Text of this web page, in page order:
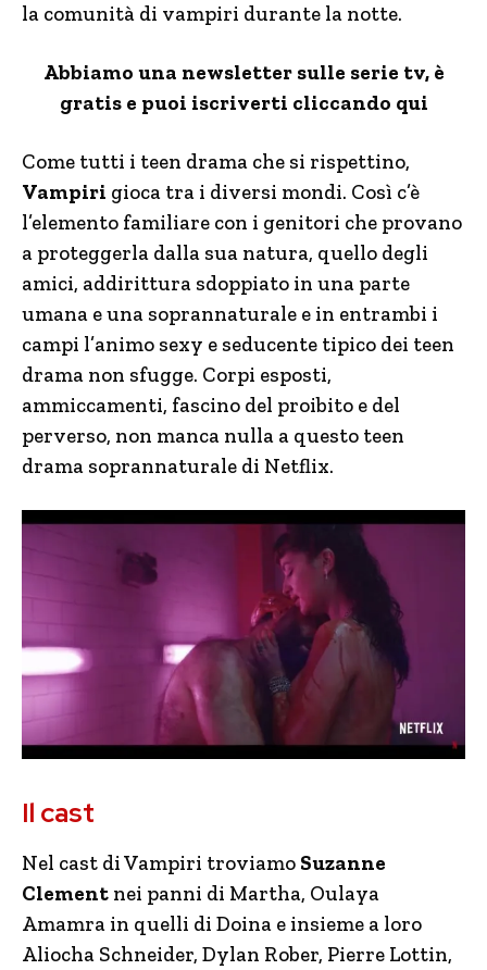
la comunità di vampiri durante la notte.
Abbiamo una newsletter sulle serie tv, è
gratis e puoi iscriverti cliccando qui
Come tutti i teen drama che si rispettino,
Vampiri gioca tra i diversi mondi. Così c’è
l’elemento familiare con i genitori che provano
a proteggerla dalla sua natura, quello degli
amici, addirittura sdoppiato in una parte
umana e una soprannaturale e in entrambi i
campi l’animo sexy e seducente tipico dei teen
drama non sfugge. Corpi esposti,
ammiccamenti, fascino del proibito e del
perverso, non manca nulla a questo teen
drama soprannaturale di Netflix.
Il cast
Nel cast di Vampiri troviamo Suzanne
Clement nei panni di Martha, Oulaya
Amamra in quelli di Doina e insieme a loro
Aliocha Schneider, Dylan Rober, Pierre Lottin,